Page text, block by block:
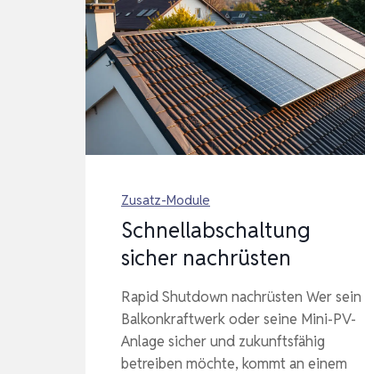
Zusatz-Module
Schnellabschaltung
sicher nachrüsten
Rapid Shutdown nachrüsten Wer sein
Balkonkraftwerk oder seine Mini-PV-
Anlage sicher und zukunftsfähig
betreiben möchte, kommt an einem